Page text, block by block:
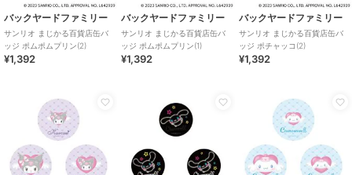
バックヤードファミリー
サンリオ まじかる百貨店缶バ
ッジ ポムポムプリン(2)
¥1,392
バックヤードファミリー
サンリオ まじかる百貨店缶バ
ッジ ポムポムプリン(1)
¥1,392
バックヤードファミリー
サンリオ まじかる百貨店缶バ
ッジ ポチャッコ(2)
¥1,392